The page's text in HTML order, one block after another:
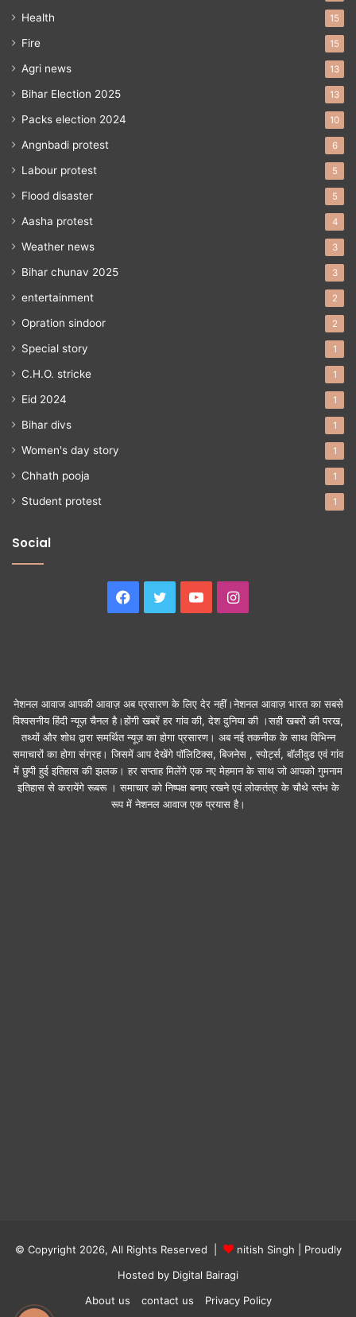
Health 15
Fire 15
Agri news 13
Bihar Election 2025 13
Packs election 2024 10
Angnbadi protest 6
Labour protest 5
Flood disaster 5
Aasha protest 4
Weather news 3
Bihar chunav 2025 3
entertainment 2
Opration sindoor 2
Special story 1
C.H.O. stricke 1
Eid 2024 1
Bihar divs 1
Women's day story 1
Chhath pooja 1
Student protest 1
Social
Facebook
Twitter YouTubeInstagram
नेशनल आवाज आपकी आवाज़ अब प्रसारण के लिए देर नहीं।नेशनल आवाज़ भारत का सबसे
विश्वसनीय हिंदी न्यूज़ चैनल है।होंगी खबरें हर गांव की, देश दुनिया की ।सही खबरों की परख,
तथ्यों और शोध द्वारा समर्थित न्यूज़ का होगा प्रसारण। अब नई तकनीक के साथ विभिन्न
समाचारों का होगा संग्रह। जिसमें आप देखेंगे पॉलिटिक्स, बिजनेस , स्पोर्ट्स, बॉलीवुड एवं गांव
में छुपी हुई इतिहास की झलक। हर सप्ताह मिलेंगे एक नए मेहमान के साथ जो आपको गुमनाम
इतिहास से करायेंगे रूबरू । समाचार को निष्पक्ष बनाए रखने एवं लोकतंत्र के चौथे स्तंभ के
रूप में नेशनल आवाज एक प्रयास है।
© Copyright 2026, All Rights Reserved | nitish Singh | Proudly
Hosted by Digital Bairagi
About us
contact us Privacy Policy